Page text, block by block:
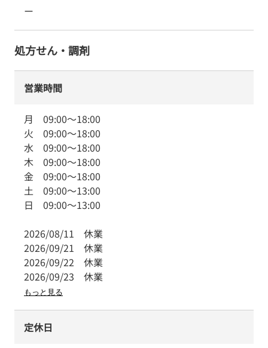
ー
処方せん・調剤
営業時間
月 09:00～18:00
火 09:00～18:00
水 09:00～18:00
木 09:00～18:00
金 09:00～18:00
土 09:00～13:00
日 09:00～13:00
2026/08/11 休業
2026/09/21 休業
2026/09/22 休業
2026/09/23 休業
もっと見る
定休日